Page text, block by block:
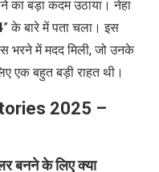
का बड़ा कदम उठाया। नेहा
”के बारे में पता चला। इस
भरने में मदद मिली,जो उनके
एक बहुत बड़ी राहत थी।
2025 –
बनने के लिए क्या